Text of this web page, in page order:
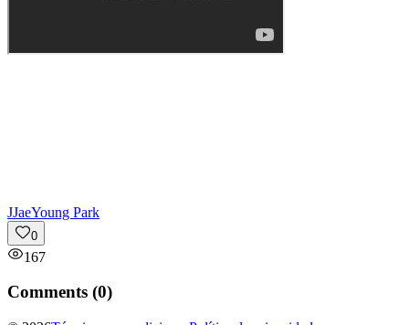
JJaeYoung Park
0
167
Comments (0)